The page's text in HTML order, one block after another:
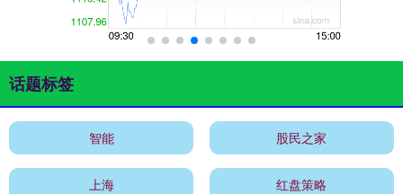
话题标签
智能 股民之家
上海 红盘策略